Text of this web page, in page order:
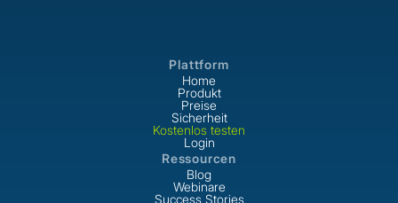
Plattform
Home
Produkt
Preise
Sicherheit
Kostenlos testen
Login
Ressourcen
Blog
Webinare
Success Stories